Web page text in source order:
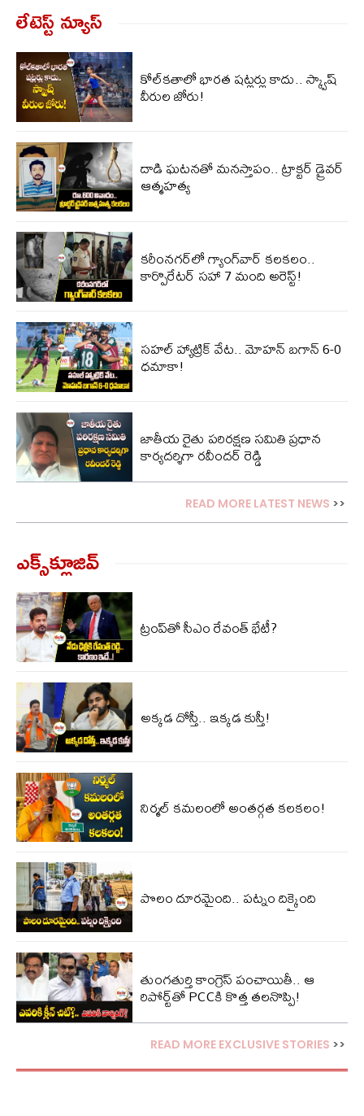
లేటెస్ట్ న్యూస్‌
కోల్‌కతాలో భారత షట్లర్లు కాదు.. స్క్వాష్
వీరుల జోరు!
దాడి ఘటనతో మనస్తాపం.. ట్రాక్టర్ డ్రైవర్
ఆత్మహత్య
కరీంనగర్‌లో గ్యాంగ్‌వార్ కలకలం..
కార్పొరేటర్ సహా 7 మంది అరెస్ట్!
సహల్ హ్యాట్రిక్ వేట.. మోహన్ బగాన్ 6-0
ధమాకా!
జాతీయ రైతు పరిరక్షణ సమితి ప్రధాన
కార్యదర్శిగా రవీందర్ రెడ్డి
READ MORE LATEST NEWS >>
ఎక్స్‌క్లూజివ్‌
ట్రంప్‌తో సీఎం రేవంత్ భేటీ?
అక్కడ దోస్తీ.. ఇక్కడ కుస్తీ!
నిర్మల్ కమలంలో అంతర్గత కలకలం!
పొలం దూరమైంది.. పట్నం దిక్కైంది
తుంగతుర్తి కాంగ్రెస్‌ పంచాయితీ.. ఆ
రిపోర్ట్‌తో PCCకి కొత్త తలనొప్పి!
READ MORE EXCLUSIVE STORIES >>